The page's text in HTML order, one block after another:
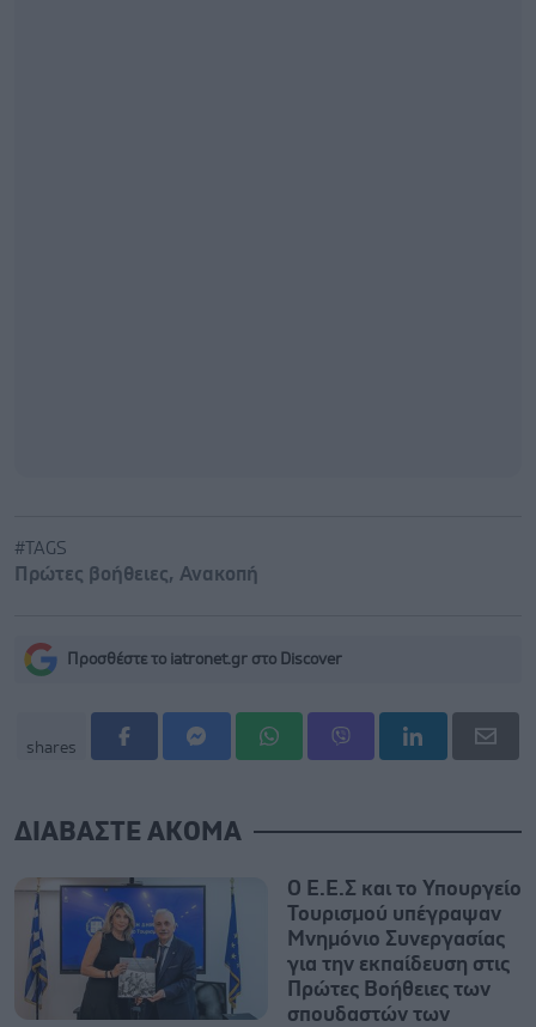
#TAGS
Πρώτες βοήθειες, Ανακοπή
Προσθέστε το iatronet.gr στο Discover
shares
ΔΙΑΒΑΣΤΕ ΑΚΟΜΑ
Ο Ε.Ε.Σ και το Υπουργείο
Τουρισμού υπέγραψαν
Μνημόνιο Συνεργασίας
για την εκπαίδευση στις
Πρώτες Βοήθειες των
σπουδαστών των